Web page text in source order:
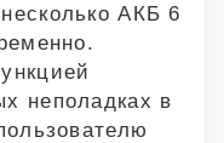
АКБ 6
неполадках в